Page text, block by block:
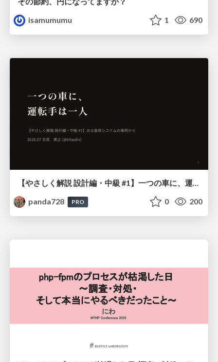
isamumumu
1 690
【やさしく解説 設計編・中級 #1】一つの車に、運転手は一人 ～ある倉庫システムの事例から～
panda728
PRO 0 200